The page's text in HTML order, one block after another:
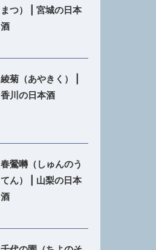
まつ） | 宮城の日本
酒
綾菊（あやきく） |
香川の日本酒
春鶯囀（しゅんのう
てん） | 山梨の日本
酒